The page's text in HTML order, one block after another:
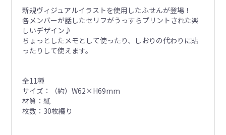
新規ヴィジュアルイラストを使用したふせんが登場！
各メンバーが話したセリフがうっすらプリントされた楽
しいデザイン♪
ちょっとしたメモとして使ったり、しおりの代わりに貼
ったりして使えます。
全11種
サイズ：（約）W62×H69mm
材質：紙
枚数：30枚綴り